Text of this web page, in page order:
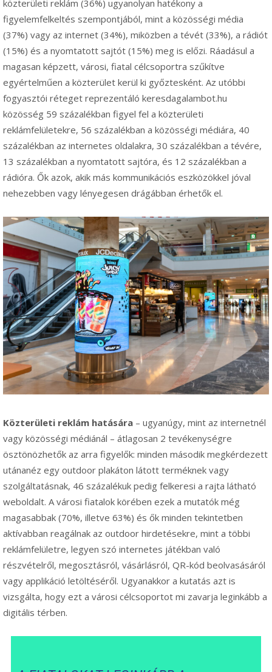
közterületi reklám (36%) ugyanolyan hatékony a
figyelemfelkeltés szempontjából, mint a közösségi média
(37%) vagy az internet (34%), miközben a tévét (33%), a rádiót
(15%) és a nyomtatott sajtót (15%) meg is előzi. Ráadásul a
magasan képzett, városi, fiatal célcsoportra szűkítve
egyértelműen a közterület kerül ki győztesként. Az utóbbi
fogyasztói réteget reprezentáló keresdagalambot.hu
közösség 59 százalékban figyel fel a közterületi
reklámfelületekre, 56 százalékban a közösségi médiára, 40
százalékban az internetes oldalakra, 30 százalékban a tévére,
13 százalékban a nyomtatott sajtóra, és 12 százalékban a
rádióra. Ők azok, akik más kommunikációs eszközökkel jóval
nehezebben vagy lényegesen drágábban érhetők el.
Közterületi reklám hatására – ugyanúgy, mint az internetnél
vagy közösségi médiánál – átlagosan 2 tevékenységre
ösztönözhetők az arra figyelők: minden második megkérdezett
utánanéz egy outdoor plakáton látott terméknek vagy
szolgáltatásnak, 46 százalékuk pedig felkeresi a rajta látható
weboldalt. A városi fiatalok körében ezek a mutatók még
magasabbak (70%, illetve 63%) és ők minden tekintetben
aktívabban reagálnak az outdoor hirdetésekre, mint a többi
reklámfelületre, legyen szó internetes játékban való
részvételről, megosztásról, vásárlásról, QR-kód beolvasásáról
vagy applikáció letöltéséről. Ugyanakkor a kutatás azt is
vizsgálta, hogy ezt a városi célcsoportot mi zavarja leginkább a
digitális térben.